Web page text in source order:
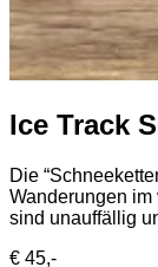
Ice Track
Die
Wanderungen
sind unauffällig
€ 45,-